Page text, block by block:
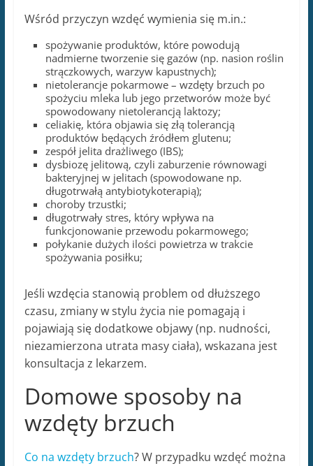
Wśród przyczyn wzdęć wymienia się m.in.:
spożywanie produktów, które powodują
nadmierne tworzenie się gazów (np. nasion roślin
strączkowych, warzyw kapustnych);
nietolerancje pokarmowe – wzdęty brzuch po
spożyciu mleka lub jego przetworów może być
spowodowany nietolerancją laktozy;
celiakię, która objawia się złą tolerancją
produktów będących źródłem glutenu;
zespół jelita drażliwego (IBS);
dysbiozę jelitową, czyli zaburzenie równowagi
bakteryjnej w jelitach (spowodowane np.
długotrwałą antybiotykoterapią);
choroby trzustki;
długotrwały stres, który wpływa na
funkcjonowanie przewodu pokarmowego;
połykanie dużych ilości powietrza w trakcie
spożywania posiłku;
Jeśli wzdęcia stanowią problem od dłuższego
czasu, zmiany w stylu życia nie pomagają i
pojawiają się dodatkowe objawy (np. nudności,
niezamierzona utrata masy ciała), wskazana jest
konsultacja z lekarzem.
Domowe sposoby na
wzdęty brzuch
Co na wzdęty brzuch? W przypadku wzdęć można